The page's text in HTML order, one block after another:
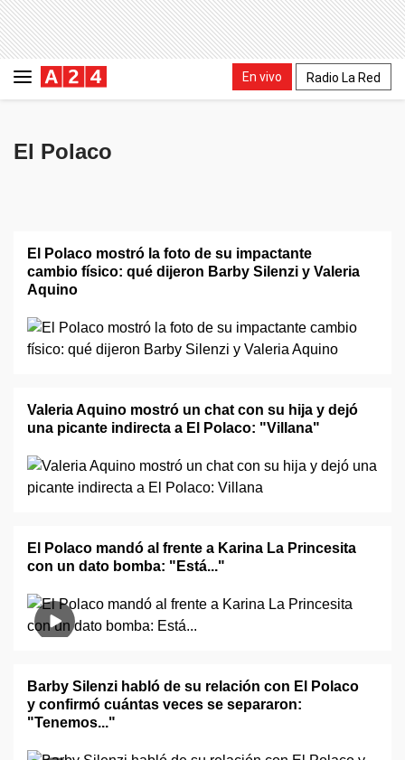
En vivo Radio La Red
El Polaco
El Polaco mostró la foto de su impactante
cambio físico: qué dijeron Barby Silenzi y Valeria
Aquino
Valeria Aquino mostró un chat con su hija y dejó
una picante indirecta a El Polaco: "Villana"
El Polaco mandó al frente a Karina La Princesita
con un dato bomba: "Está..."
Barby Silenzi habló de su relación con El Polaco
y confirmó cuántas veces se separaron:
"Tenemos..."